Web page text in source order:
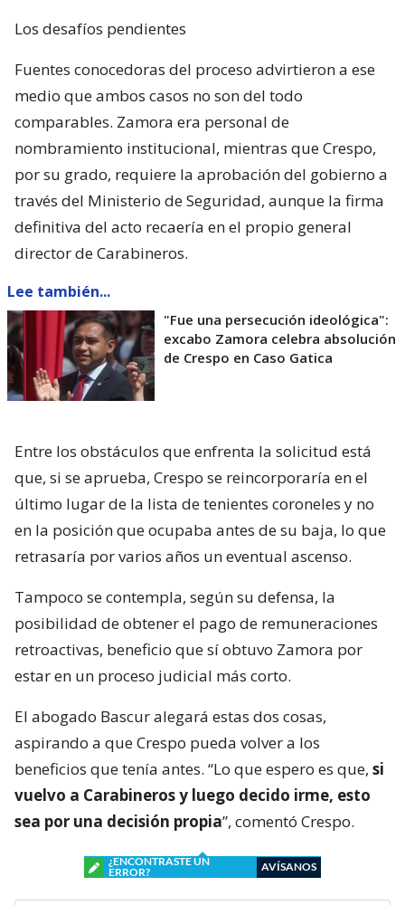
Los desafíos pendientes
Fuentes conocedoras del proceso advirtieron a ese
medio que ambos casos no son del todo
comparables. Zamora era personal de
nombramiento institucional, mientras que Crespo,
por su grado, requiere la aprobación del gobierno a
través del Ministerio de Seguridad, aunque la firma
definitiva del acto recaería en el propio general
director de Carabineros.
Lee también...
"Fue una persecución ideológica":
excabo Zamora celebra absolución
de Crespo en Caso Gatica
Entre los obstáculos que enfrenta la solicitud está
que, si se aprueba, Crespo se reincorporaría en el
último lugar de la lista de tenientes coroneles y no
en la posición que ocupaba antes de su baja, lo que
retrasaría por varios años un eventual ascenso.
Tampoco se contempla, según su defensa, la
posibilidad de obtener el pago de remuneraciones
retroactivas, beneficio que sí obtuvo Zamora por
estar en un proceso judicial más corto.
El abogado Bascur alegará estas dos cosas,
aspirando a que Crespo pueda volver a los
beneficios que tenía antes. “Lo que espero es que, si
vuelvo a Carabineros y luego decido irme, esto
sea por una decisión propia”, comentó Crespo.
¿ENCONTRASTE UN
ERROR?
AVÍSANOS